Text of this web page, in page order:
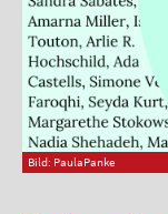
Bild: PaulaPanke